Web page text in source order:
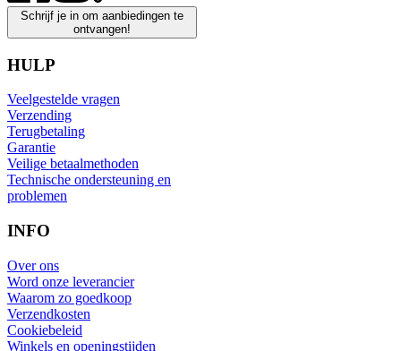
Schrijf je in om aanbiedingen te
ontvangen!
HULP
Veelgestelde vragen
Verzending
Terugbetaling
Garantie
Veilige betaalmethoden
Technische ondersteuning en
problemen
INFO
Over ons
Word onze leverancier
Waarom zo goedkoop
Verzendkosten
Cookiebeleid
Winkels en openingstijden